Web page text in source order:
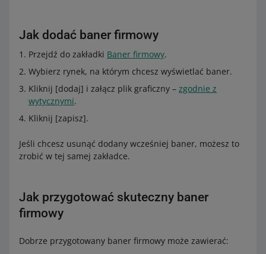
Jak dodać baner firmowy
Przejdź do zakładki Baner firmowy.
Wybierz rynek, na którym chcesz wyświetlać baner.
Kliknij [dodaj] i załącz plik graficzny – zgodnie z
wytycznymi.
Kliknij [zapisz].
Jeśli chcesz usunąć dodany wcześniej baner, możesz to
zrobić w tej samej zakładce.
Jak przygotować skuteczny baner
firmowy
Dobrze przygotowany baner firmowy może zawierać: